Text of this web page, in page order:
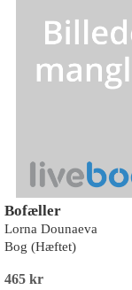
Bofæller
Lorna Dounaeva
Bog (Hæftet)
465 kr